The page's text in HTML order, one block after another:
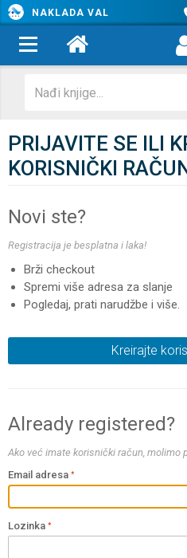
NAKLADA VAL
PRIJAVITE SE ILI
KORISNIČKI
Novi ste?
Registracija je besplatna i laka!
Brži checkout
Spremi više adresa za slanje
Pogledaj, prati narudžbe i više.
Kreirajte
Already registered?
Ako već imate korisnički račun, molimo
Email adresa
Lozinka